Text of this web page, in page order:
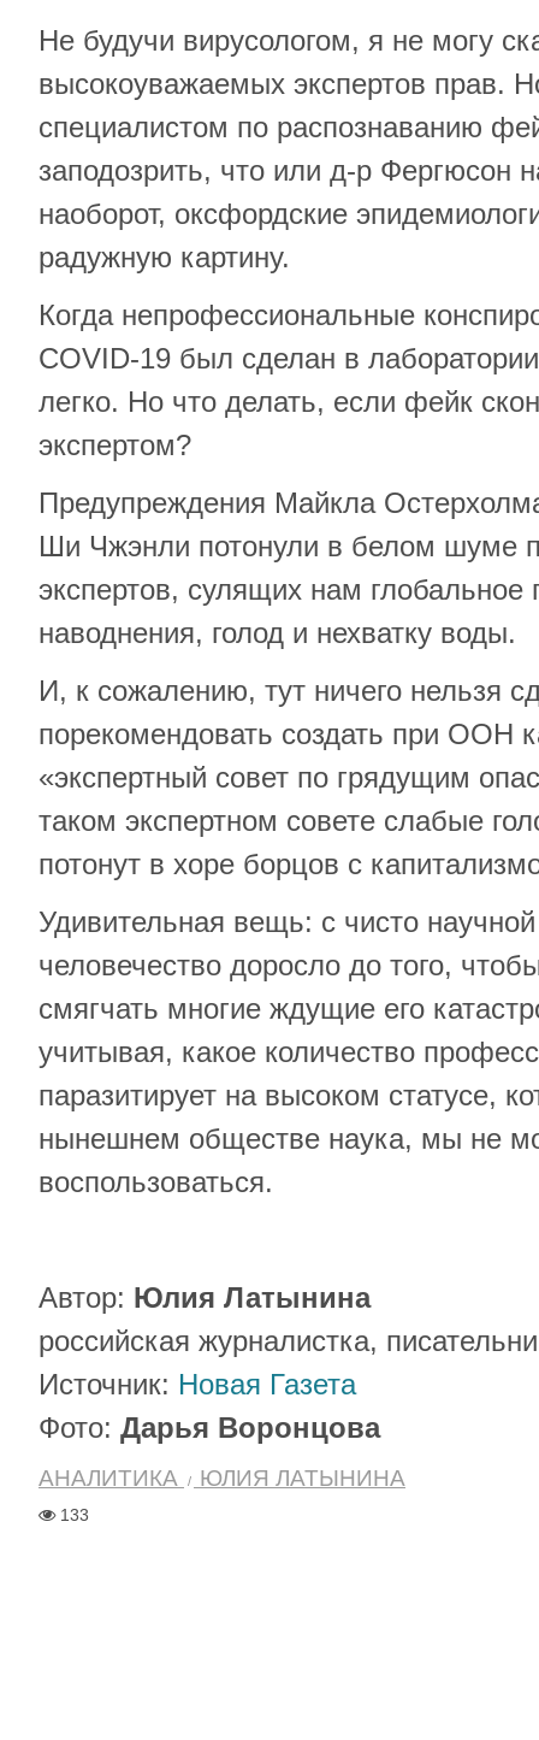
Не будучи вирусологом, я не могу
высокоуважаемых экспертов прав.
специалистом по распознаванию
заподозрить, что или д-р Фергюсон
наоборот, оксфордские
радужную картину.
Когда непрофессиональные
COVID-19 был сделан в
легко. Но что делать, если фейк
экспертом?
Предупреждения Майкла
Ши Чжэнли потонули в белом шуме
экспертов, сулящих нам глобальное
наводнения, голод и нехватку воды.
И, к сожалению, тут ничего нельзя
порекомендовать создать при ООН
«экспертный совет по грядущим
таком экспертном совете слабые
потонут в хоре борцов с
Удивительная вещь: с чисто
человечество доросло до того,
смягчать многие ждущие его
учитывая, какое количество
паразитирует на высоком статусе,
нынешнем обществе наука, мы не
воспользоваться.
Автор: Юлия Латынина
российская журналистка,
Источник: Новая Газета
Фото: Дарья Воронцова
АНАЛИТИКА ЮЛИЯ ЛАТЫНИНА
133